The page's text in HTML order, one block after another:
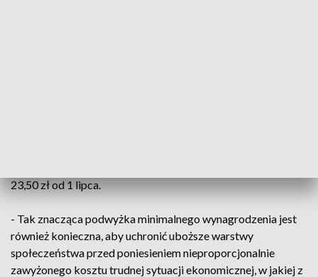
23,50 zł od 1 lipca.
- Tak znacząca podwyżka minimalnego wynagrodzenia jest
również konieczna, aby uchronić uboższe warstwy
społeczeństwa przed poniesieniem nieproporcjonalnie
zawyżonego kosztu trudnej sytuacji ekonomicznej, w jakiej z